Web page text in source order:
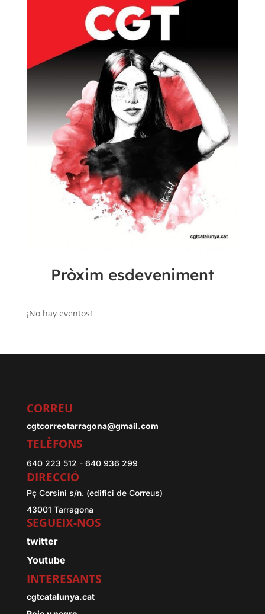
Pròxim esdeveniment
¡No hay eventos!
CORREU
cgtcorreotarragona@gmail.com
TELÈFONS
640 223 512 - 640 936 299
DIRECCIÓ
Pç Corsini s/n. (edifici de Correus)
43001 Tarragona
SEGUEIX-NOS
twitter
Youtube
INTERESANTS
cgtcatalunya.cat